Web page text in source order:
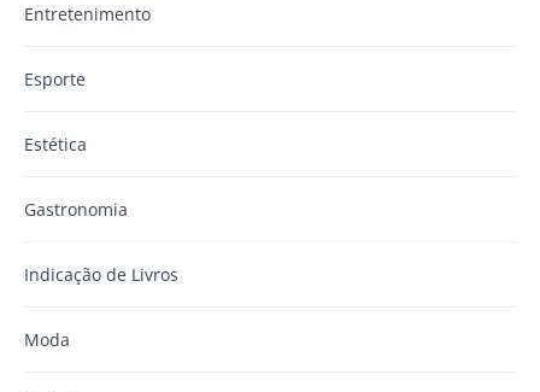
Entretenimento
Esporte
Estética
Gastronomia
Indicação de Livros
Moda